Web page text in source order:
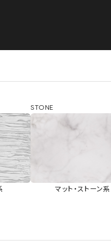
STONE
マット・ストーン系